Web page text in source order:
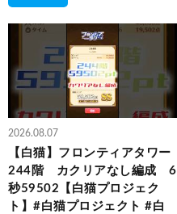
2026.08.07
【白猫】フロンティアタワー
244階 カクリアなし編成 6
秒59502【白猫プロジェク
ト】#白猫プロジェクト #白